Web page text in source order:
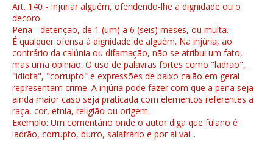
Art. 140 - Injuriar alguém, ofendendo-lhe a dignidade ou o
decoro.
Pena - detenção, de 1 (um) a 6 (seis) meses, ou multa.
É qualquer ofensa à dignidade de alguém. Na injúria, ao
contrário da calúnia ou difamação, não se atribui um fato,
mas uma opinião. O uso de palavras fortes como "ladrão",
"idiota", "corrupto" e expressões de baixo calão em geral
representam crime. A injúria pode fazer com que a pena seja
ainda maior caso seja praticada com elementos referentes a
raça, cor, etnia, religião ou origem.
Exemplo: Um comentário onde o autor diga que fulano é
ladrão, corrupto, burro, salafrário e por ai vai...